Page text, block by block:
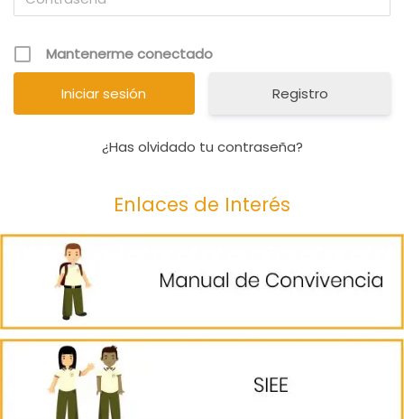
Mantenerme conectado
Registro
¿Has olvidado tu contraseña?
Enlaces de Interés